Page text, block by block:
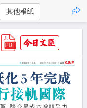
其他報紙